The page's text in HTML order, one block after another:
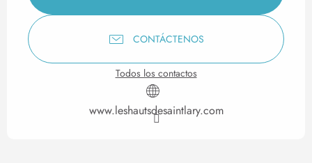
CONTÁCTENOS
Todos los contactos
www.leshautsdesaintlary.com